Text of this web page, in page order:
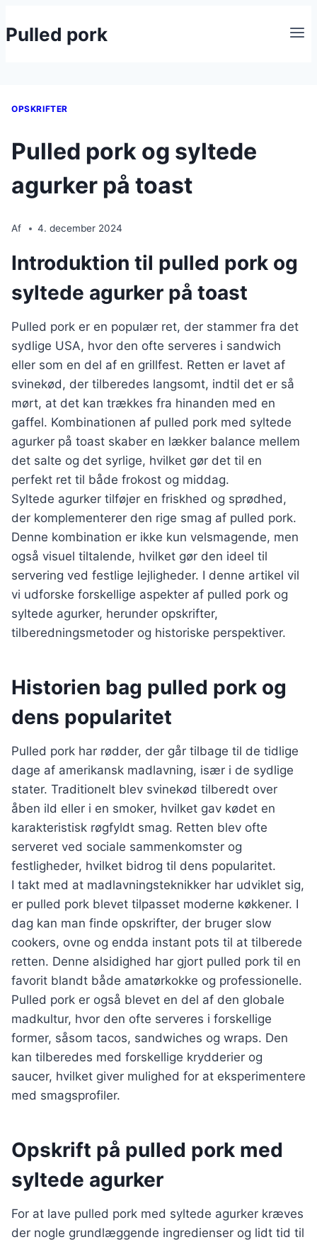
til
Pulled pork
OPSKRIFTER
Pulled pork og syltede
agurker på toast
Af 4. december 2024
Introduktion til pulled pork og
syltede agurker på toast
Pulled pork er en populær ret, der stammer fra det
sydlige USA, hvor den ofte serveres i sandwich
eller som en del af en grillfest. Retten er lavet af
svinekød, der tilberedes langsomt, indtil det er så
mørt, at det kan trækkes fra hinanden med en
gaffel. Kombinationen af pulled pork med syltede
agurker på toast skaber en lækker balance mellem
det salte og det syrlige, hvilket gør det til en
perfekt ret til både frokost og middag.
Syltede agurker tilføjer en friskhed og sprødhed,
der komplementerer den rige smag af pulled pork.
Denne kombination er ikke kun velsmagende, men
også visuel tiltalende, hvilket gør den ideel til
servering ved festlige lejligheder. I denne artikel vil
vi udforske forskellige aspekter af pulled pork og
syltede agurker, herunder opskrifter,
tilberedningsmetoder og historiske perspektiver.
Historien bag pulled pork og
dens popularitet
Pulled pork har rødder, der går tilbage til de tidlige
dage af amerikansk madlavning, især i de sydlige
stater. Traditionelt blev svinekød tilberedt over
åben ild eller i en smoker, hvilket gav kødet en
karakteristisk røgfyldt smag. Retten blev ofte
serveret ved sociale sammenkomster og
festligheder, hvilket bidrog til dens popularitet.
I takt med at madlavningsteknikker har udviklet sig,
er pulled pork blevet tilpasset moderne køkkener. I
dag kan man finde opskrifter, der bruger slow
cookers, ovne og endda instant pots til at tilberede
retten. Denne alsidighed har gjort pulled pork til en
favorit blandt både amatørkokke og professionelle.
Pulled pork er også blevet en del af den globale
madkultur, hvor den ofte serveres i forskellige
former, såsom tacos, sandwiches og wraps. Den
kan tilberedes med forskellige krydderier og
saucer, hvilket giver mulighed for at eksperimentere
med smagsprofiler.
Opskrift på pulled pork med
syltede agurker
For at lave pulled pork med syltede agurker kræves
der nogle grundlæggende ingredienser og lidt tid til